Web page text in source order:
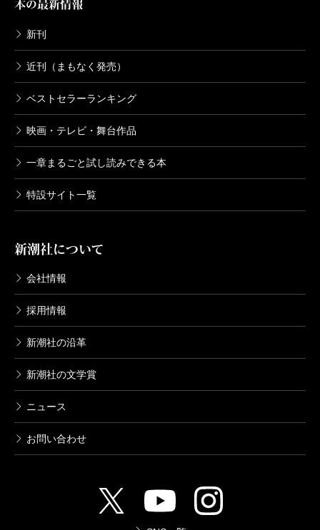
本の最新情報
新刊
近刊（まもなく発売）
ベストセラーランキング
映画・テレビ・舞台作品
一章まるごと試し読みできる本
特設サイト一覧
新潮社について
会社情報
採用情報
新潮社の沿革
新潮社の文学賞
ニュース
お問い合わせ